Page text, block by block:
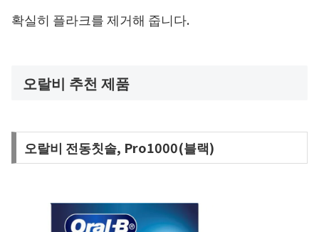
확실히 플라크를 제거해 줍니다.
오랄비 추천 제품
오랄비 전동칫솔, Pro1000(블랙)